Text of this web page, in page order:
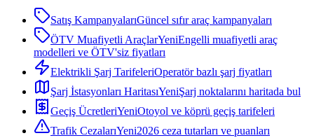
Satış KampanyalarıGüncel sıfır araç kampanyaları
ÖTV Muafiyetli AraçlarYeniEngelli muafiyetli araç
modelleri ve ÖTV'siz fiyatları
Elektrikli Şarj TarifeleriOperatör bazlı şarj fiyatları
Şarj İstasyonları HaritasıYeniŞarj noktalarını haritada bul
Geçiş ÜcretleriYeniOtoyol ve köprü geçiş tarifeleri
Trafik CezalarıYeni2026 ceza tutarları ve puanları